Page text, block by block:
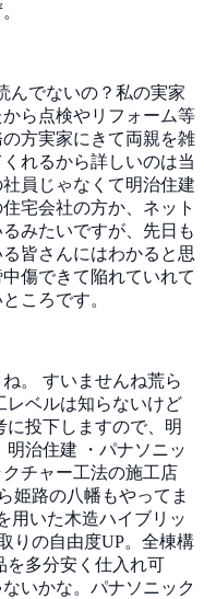
んでないの？私の実家
ら点検やリフォーム等
方実家にきて両親を雑
れるから詳しいのは当
員じゃなくて明治住建
宅会社の方か、ネット
みたいですが、先日も
皆さんにはわかると思
傷できて陥れていれて
ころです。
。 すいませんね荒ら
レベルは知らないけど
に投下しますので、明
明治住建
・パナソニッ
チャー工法の施工店
姫路の八幡もやってま
用いた木造ハイブリッ
りの自由度UP。全棟構
を多分安く仕入れ可
いかな。パナソニック